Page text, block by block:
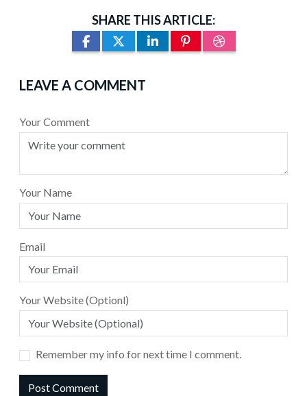
SHARE THIS ARTICLE:
LEAVE A COMMENT
Your Comment
Your Name
Email
Your Website (Optionl)
Remember my info for next time I comment.